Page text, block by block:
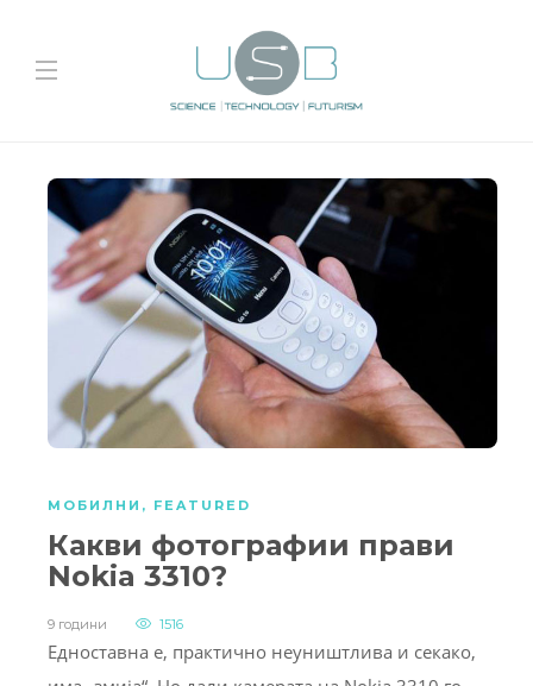
МОБИЛНИ , FEATURED
Какви фотографии прави
Nokia 3310?
9 години 1516
Едноставна е, практично неуништлива и секако,